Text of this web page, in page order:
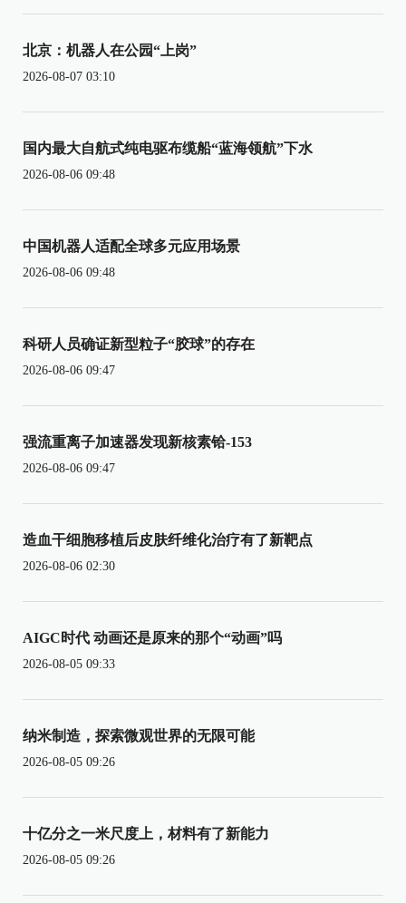
北京：机器人在公园“上岗”
2026-08-07 03:10
国内最大自航式纯电驱布缆船“蓝海领航”下水
2026-08-06 09:48
中国机器人适配全球多元应用场景
2026-08-06 09:48
科研人员确证新型粒子“胶球”的存在
2026-08-06 09:47
强流重离子加速器发现新核素铪-153
2026-08-06 09:47
造血干细胞移植后皮肤纤维化治疗有了新靶点
2026-08-06 02:30
AIGC时代 动画还是原来的那个“动画”吗
2026-08-05 09:33
纳米制造，探索微观世界的无限可能
2026-08-05 09:26
十亿分之一米尺度上，材料有了新能力
2026-08-05 09:26